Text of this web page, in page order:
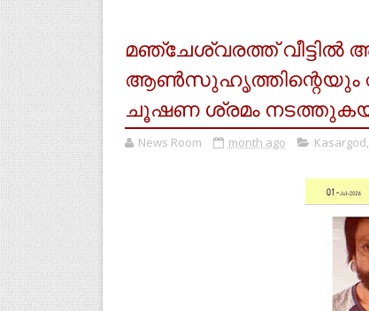
മഞ്ചേശ്വരത്ത് വീട്ടിൽ
ആൺസുഹൃത്തിന്റെയും
ചൂഷണ ശ്രമം
News Room month ago Kasargod,